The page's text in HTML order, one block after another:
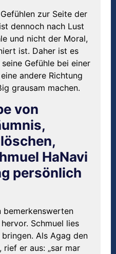
zur Seite der
dennoch nach Lust
und nicht der Moral,
ist. Daher ist es
Gefühle bei einer
andere Richtung
grausam machen.
von
HaNavi
persönlich
bemerkenswerten
Schmuel lies
Als Agag den
rief er aus: „sar mar